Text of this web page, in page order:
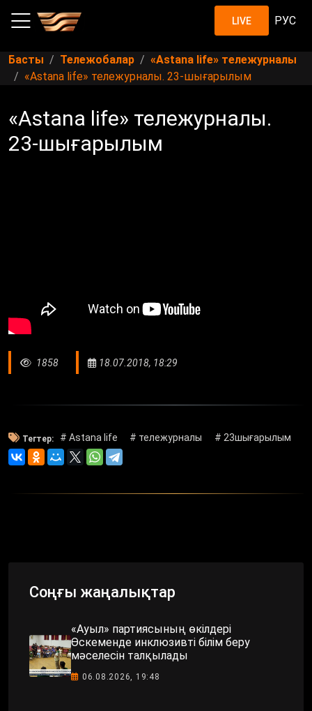
LIVE РУС
Басты Тележобалар
«Astana life» тележурналы
«Astana life» тележурналы. 23-шығарылым
«Astana life» тележурналы.
23-шығарылым
1858 18.07.2018, 18:29
Тегтер: # Astana life # тележурналы # 23шығарылым
Соңғы жаңалықтар
«Ауыл» партиясының өкілдері
Өскеменде инклюзивті білім беру
мәселесін талқылады
06.08.2026, 19:48